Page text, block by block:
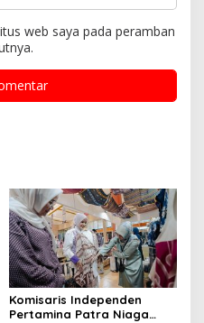
web saya pada peramban
Komisaris Independen
Pertamina Patra Niaga